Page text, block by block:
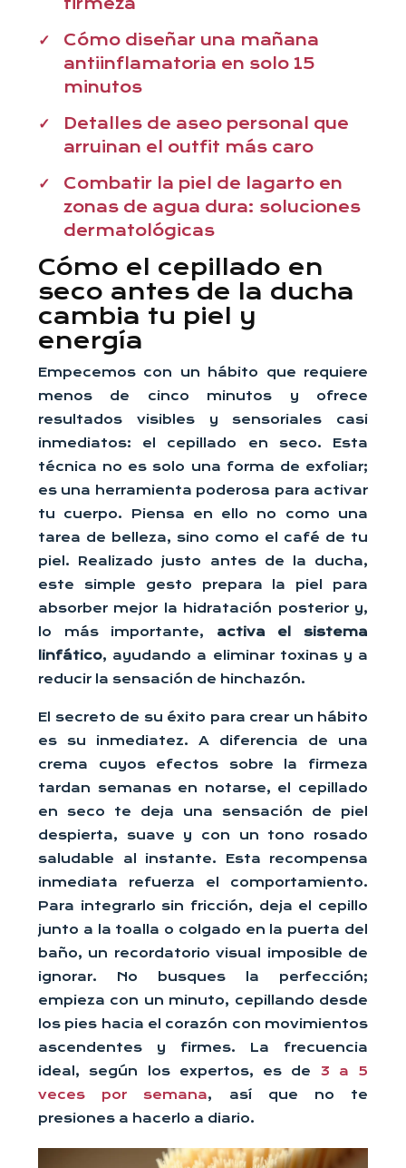
firmeza
Cómo diseñar una mañana
antiinflamatoria en solo 15
minutos
Detalles de aseo personal que
arruinan el outfit más caro
Combatir la piel de lagarto en
zonas de agua dura: soluciones
dermatológicas
Cómo el cepillado en
seco antes de la ducha
cambia tu piel y
energía
Empecemos con un hábito que requiere
menos de cinco minutos y ofrece
resultados visibles y sensoriales casi
inmediatos: el cepillado en seco. Esta
técnica no es solo una forma de exfoliar;
es una herramienta poderosa para activar
tu cuerpo. Piensa en ello no como una
tarea de belleza, sino como el café de tu
piel. Realizado justo antes de la ducha,
este simple gesto prepara la piel para
absorber mejor la hidratación posterior y,
lo más importante, activa el sistema
linfático, ayudando a eliminar toxinas y a
reducir la sensación de hinchazón.
El secreto de su éxito para crear un hábito
es su inmediatez. A diferencia de una
crema cuyos efectos sobre la firmeza
tardan semanas en notarse, el cepillado
en seco te deja una sensación de piel
despierta, suave y con un tono rosado
saludable al instante. Esta recompensa
inmediata refuerza el comportamiento.
Para integrarlo sin fricción, deja el cepillo
junto a la toalla o colgado en la puerta del
baño, un recordatorio visual imposible de
ignorar. No busques la perfección;
empieza con un minuto, cepillando desde
los pies hacia el corazón con movimientos
ascendentes y firmes. La frecuencia
ideal, según los expertos, es de 3 a 5
veces por semana, así que no te
presiones a hacerlo a diario.